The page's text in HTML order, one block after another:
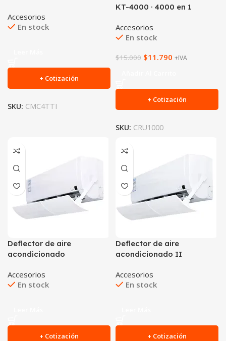
Accesorios
En stock
+ Cotización
SKU: CMC4TTI
KT-4000 · 4000 en 1
Accesorios
En stock
$15.000 $11.790 +IVA
+ Cotización
SKU: CRU1000
Deflector de aire
acondicionado
Accesorios
En stock
+ Cotización
Deflector de aire
acondicionado II
Accesorios
En stock
+ Cotización